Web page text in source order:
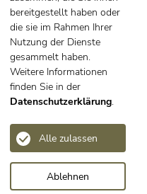
6703
fiss.at
bereitgestellt haben oder
die sie im Rahmen Ihrer
Nutzung der Dienste
gesammelt haben.
Weitere Informationen
finden Sie in der
Datenschutzerklärung.
Ablehnen
Alle zulassen